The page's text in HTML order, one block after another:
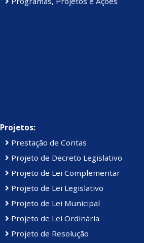
Projetos:
Prestação de Contas
Projeto de Decreto Legislativo
Projeto de Lei Complementar
Projeto de Lei Legislativo
Projeto de Lei Municipal
Projeto de Lei Ordinária
Projeto de Resolução